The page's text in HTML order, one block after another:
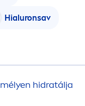
Hialuronsav
hidratálja